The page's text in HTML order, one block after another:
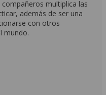
multiplica las
además de ser una
con otros
mundo.